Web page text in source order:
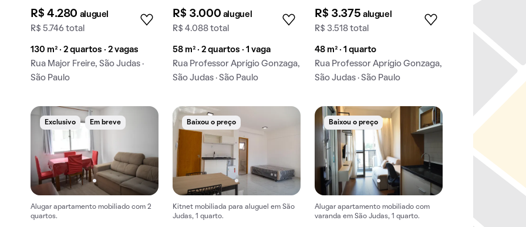
R$ 4.280 aluguel
R$ 5.746 total
130 m² · 2 quartos · 2 vagas
Rua Major Freire, São Judas ·
São Paulo
R$ 3.000 aluguel
R$ 4.088 total
58 m² · 2 quartos · 1 vaga
Rua Professor Aprígio Gonzaga,
São Judas · São Paulo
R$ 3.375 aluguel
R$ 3.518 total
48 m² · 1 quarto
Rua Professor Aprígio Gonzaga,
São Judas · São Paulo
Exclusivo Em breve
Alugar apartamento mobiliado com 2
quartos.
Baixou o preço
Kitnet mobiliada para aluguel em São
Judas, 1 quarto.
Baixou o preço
Alugar apartamento mobiliado com
varanda em São Judas, 1 quarto.